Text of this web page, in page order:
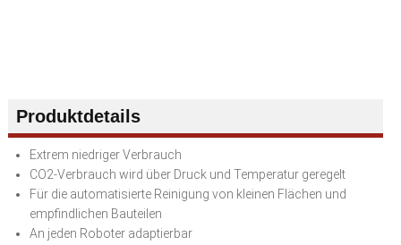
Produktdetails
Extrem niedriger Verbrauch
CO2-Verbrauch wird über Druck und Temperatur geregelt
Für die automatisierte Reinigung von kleinen Flächen und
empfindlichen Bauteilen
An jeden Roboter adaptierbar